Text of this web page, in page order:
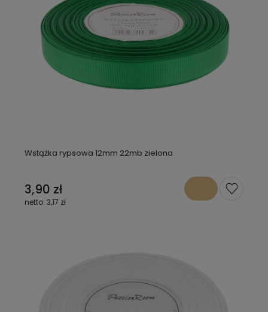
Wstążka rypsowa 12mm 22mb zielona
3,90 zł
3,17 zł